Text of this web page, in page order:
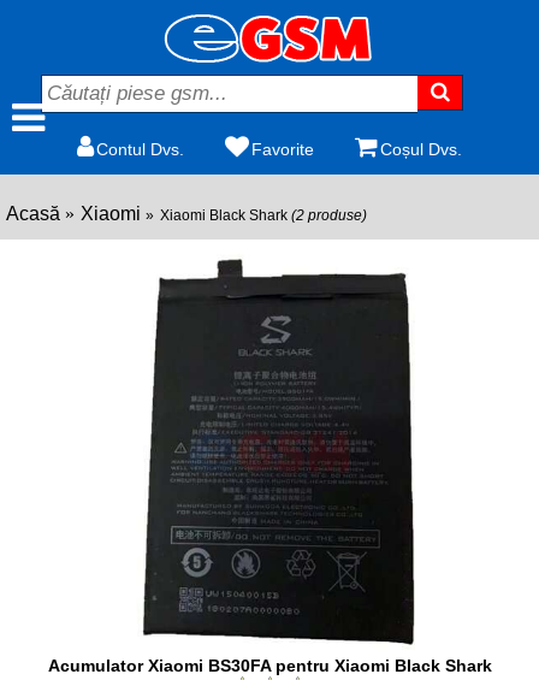
Contul Dvs. Favorite Coșul Dvs.
Acasă Xiaomi Xiaomi Black Shark (2 produse)
Acumulator Xiaomi BS30FA pentru Xiaomi Black Shark